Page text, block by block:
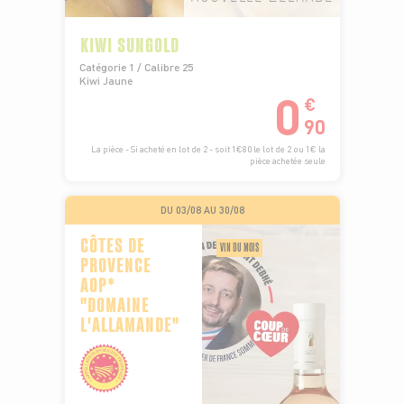
KIWI SUNGOLD
Catégorie 1 / Calibre 25
Kiwi Jaune
0 €
90
La pièce - Si acheté en lot de 2 - soit 1€80 le lot de 2 ou 1€ la
pièce achetée seule
DU 03/08 AU 30/08
CÔTES DE
PROVENCE
AOP*
"DOMAINE
L'ALLAMANDE"
VIN DU MOIS